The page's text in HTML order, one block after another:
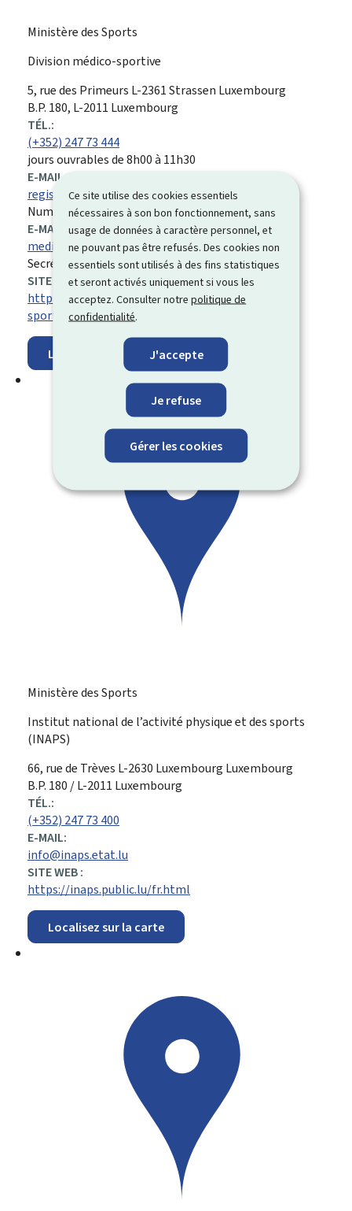
Ce site utilise des cookies essentiels
nécessaires à son bon fonctionnement, sans
usage de données à caractère personnel, et
ne pouvant pas être refusés. Des cookies non
essentiels sont utilisés à des fins statistiques
et seront activés uniquement si vous les
acceptez. Consulter notrepolitique de
confidentialité.
J'accepte
Je refuse
Gérer les cookies
Ministère des Sports
Division médico-sportive
ADRESSE
:
5, rue des Primeurs L-2361Strassen Luxembourg
B.P. 180, L-2011 Luxembourg
TÉL.:
(+352) 247 73 444
jours ouvrables de 8h00 à 11h30
E-MAIL:
registre.medico@sp.etat.lu
Numéros d'identification
E-MAIL:
medico@sp.etat.lu
Secrétariat
SITE WEB :
https://sports.public.lu/fr/programs/medico-
sportif.html
Localisez sur la carte
Ministère des Sports
Institut national de l’activité physique et des sports
(INAPS)
ADRESSE
:
66, rue de Trèves L-2630 Luxembourg Luxembourg
B.P. 180 / L-2011 Luxembourg
TÉL.:
(+352) 247 73 400
E-MAIL:
info@inaps.etat.lu
SITE WEB :
https://inaps.public.lu/fr.html
Localisez sur la carte